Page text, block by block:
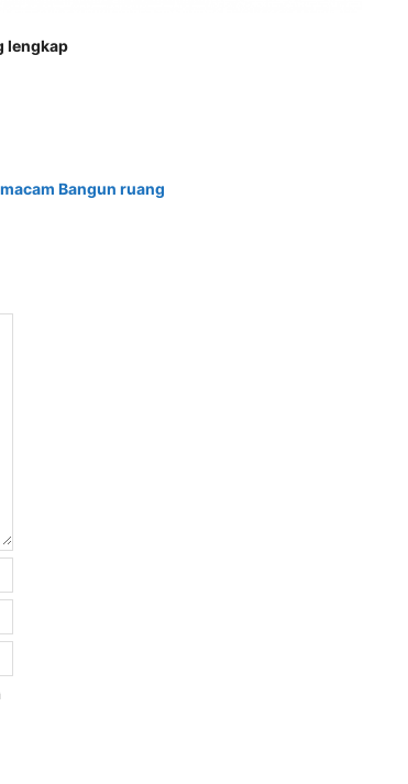
lengkap
Bangun ruang